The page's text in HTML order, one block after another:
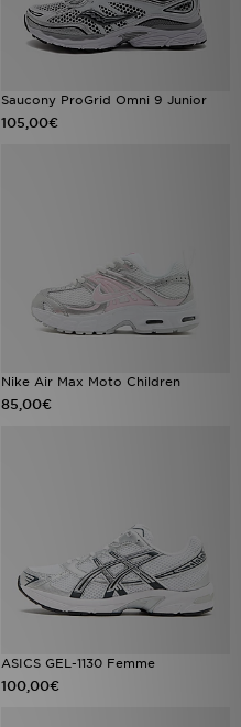
Saucony ProGrid Omni 9 Junior
105,00€
Nike Air Max Moto Children
85,00€
ASICS GEL-1130 Femme
100,00€